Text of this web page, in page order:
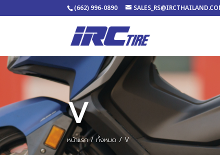
(662) 996-0890
V
หน้าแรก/ทั้งหมด / V